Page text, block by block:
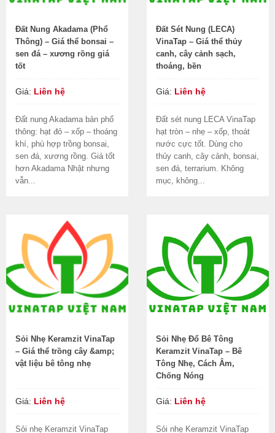
Đất Nung Akadama (Phổ
Thông) – Giá thể bonsai –
sen đá – xương rồng giá
tốt
Giá: Liên hệ
Đất nung Akadama bản phổ
thông: hạt đỏ – xốp – thoáng
khí, phù hợp trồng bonsai,
sen đá, xương rồng. Giá tốt
hơn Akadama Nhật nhưng
vẫn...
Đất Sét Nung (LECA)
VinaTap – Giá thể thủy
canh, cây cảnh sạch,
thoáng, bền
Giá: Liên hệ
Đất sét nung LECA VinaTap
hạt tròn – nhẹ – xốp, thoát
nước cực tốt. Dùng cho
thủy canh, cây cảnh, bonsai,
sen đá, terrarium. Không
mục, không...
Sỏi Nhẹ Keramzit VinaTap
– Giá thể trồng cây &amp;
vật liệu bê tông nhẹ
Giá: Liên hệ
Sỏi nhẹ Keramzit VinaTap
Sỏi Nhẹ Đổ Bê Tông
Keramzit VinaTap – Bê
Tông Nhẹ, Cách Âm,
Chống Nóng
Giá: Liên hệ
Sỏi nhẹ Keramzit VinaTap